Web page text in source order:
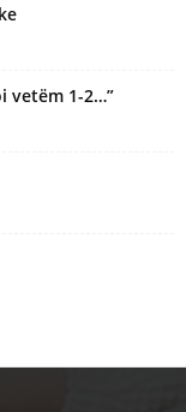
vetëm 1-2…”